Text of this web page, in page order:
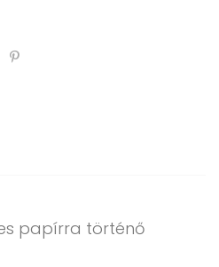
papírra történő